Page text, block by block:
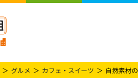
グルメ カフェ・スイーツ 自然素材